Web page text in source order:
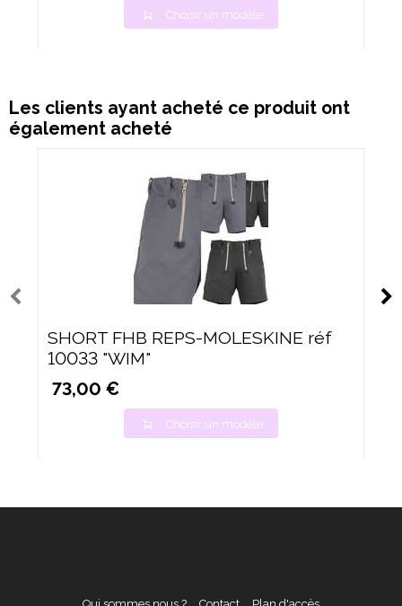
Choisir un modèle
Les clients ayant acheté ce produit ont
également acheté
SHORT FHB REPS-MOLESKINE réf
10033 "WIM"
73,00 €
Choisir un modèle